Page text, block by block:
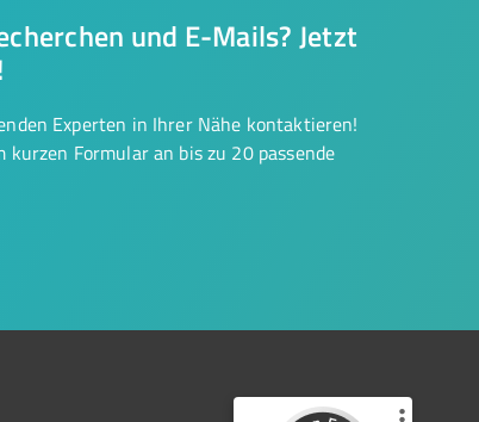
und E-Mails? Jetzt
Experten in Ihrer Nähe kontaktieren!
Formular an bis zu 20 passende